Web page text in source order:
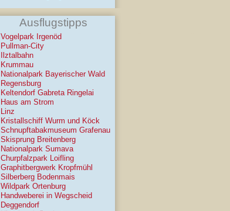
Ausflugstipps
Vogelpark Irgenöd
Pullman-City
Ilztalbahn
Krummau
Nationalpark Bayerischer Wald
Regensburg
Keltendorf Gabreta Ringelai
Haus am Strom
Linz
Kristallschiff Wurm und Köck
Schnupftabakmuseum Grafenau
Skisprung Breitenberg
Nationalpark Sumava
Churpfalzpark Loifling
Graphitbergwerk Kropfmühl
Silberberg Bodenmais
Wildpark Ortenburg
Handweberei in Wegscheid
Deggendorf